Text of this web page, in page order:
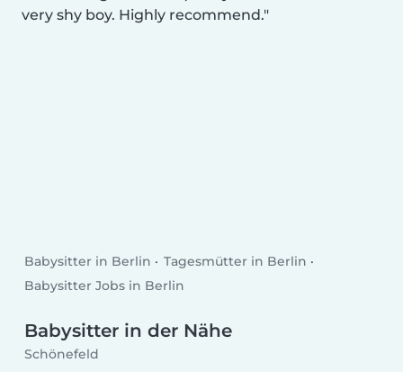
very shy boy. Highly recommend.
Babysitter in Berlin
Tagesmütter in Berlin
Babysitter Jobs in Berlin
Babysitter in der Nähe
Schönefeld